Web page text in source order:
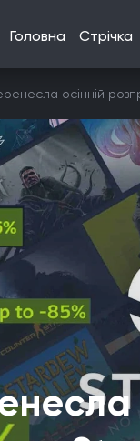
Головна Стрічка
осінній